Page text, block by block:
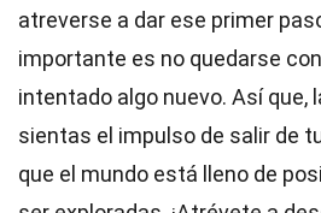
atreverse a dar ese primer
importante es no quedarse
intentado algo nuevo. Así que,
sientas el impulso de salir de
que el mundo está lleno de